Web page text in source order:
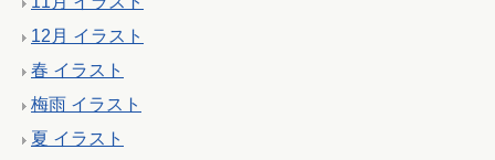
12月 イラスト
春 イラスト
梅雨 イラスト
夏 イラスト